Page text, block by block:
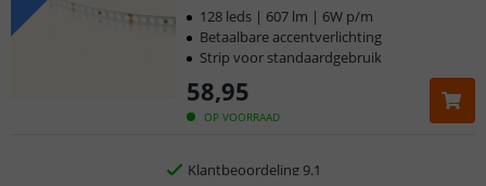
OP VOORRAAD
58,95
128 leds | 607 lm | 6W p/m
Betaalbare accentverlichting
Strip voor standaardgebruik
Voor 23:45 uur besteld,morgen in huis
5 jaar garantie
Gratis verzending vanaf € 20,-
Klantbeoordeling 9.1